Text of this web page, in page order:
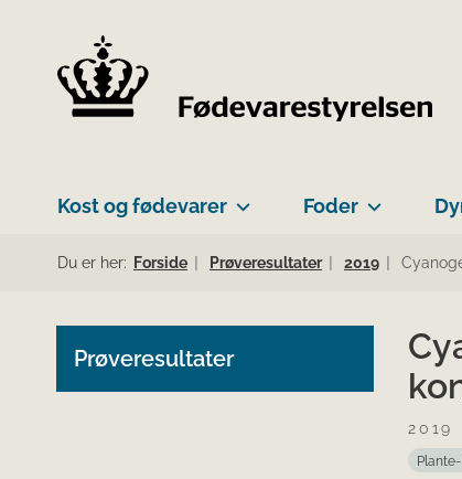
Kost og fødevarer Foder
Du er her: Forside Prøveresultater 2019
Prøveresultater
2019